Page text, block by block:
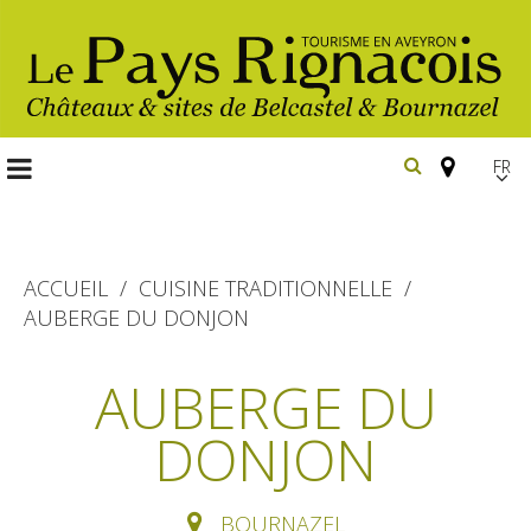
FR
incontournables
Belcastel, village et château
Bournazel, village et château
Randonnée
En vélo, à vtt
ACCUEIL
CUISINE TRADITIONNELLE
AUBERGE DU DONJON
AUBERGE DU
DONJON
BOURNAZEL